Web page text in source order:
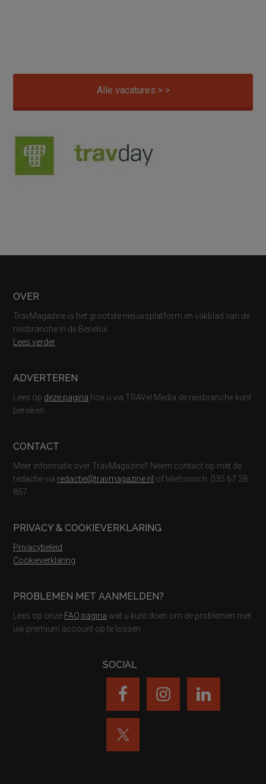
Alle vacatures > >
Footer
OVER
TravMagazine is het grootste nieuwsplatform en vakblad van de
reisbranche in de Benelux.
Lees verder
ADVERTEREN
Lees op deze pagina hoe u via TRAVel Media de reisbranche kunt
bereiken.
CONTACT
Meer informatie over TravMagazine? Neem contact op met de
redactie via redactie@travmagazine.nl of telefonisch: 035 67 28
857.
PRIVACY & COOKIEVERKLARING
Privacybeleid
Cookieverklaring
PROBLEMEN MET AANMELDEN?
Lees op onze FAQ pagina wat u kunt doen om de problemen met
uw premium account op te lossen
SOCIAL